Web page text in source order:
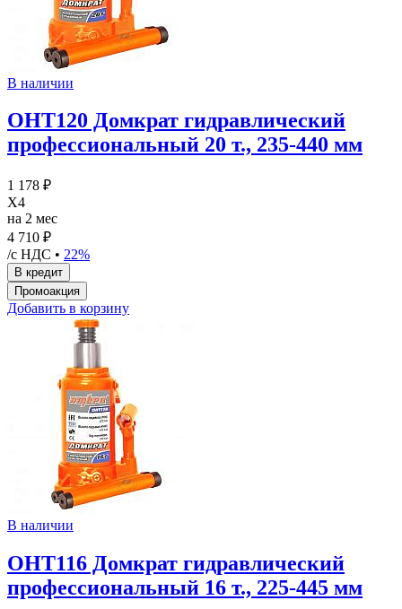
В наличии
OHT120 Домкрат гидравлический
профессиональный 20 т., 235-440 мм
1 178 ₽
X4
на 2 мес
4 710 ₽
/с НДС • 22%
Добавить в корзину
В наличии
OHT116 Домкрат гидравлический
профессиональный 16 т., 225-445 мм